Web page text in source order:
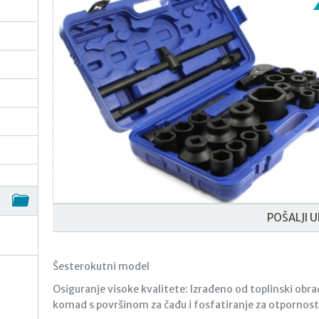
POŠALJI
Šesterokutni model
Osiguranje visoke kvalitete: Izrađeno od toplinski
komad s površinom za čađu i fosfatiranje za